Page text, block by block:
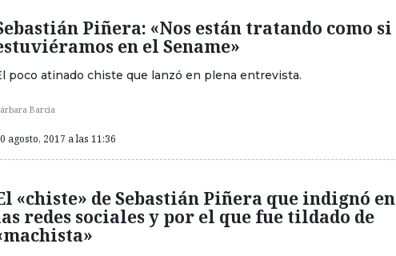
Piñera: «Nos están tratando como si
en el Sename»
poco atinado chiste que lanzó en plena entrevista.
Barcia
agosto, 2017 a las 11:36
«chiste» de Sebastián Piñera que indignó en
redes sociales y por el que fue tildado de